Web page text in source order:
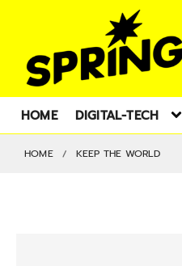
HOME DIGITAL-TECH
HOME KEEP THE WORLD